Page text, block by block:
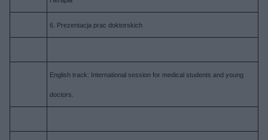
6. Prezentacja prac doktorskich
English track: International session for medical students and young
doctors.